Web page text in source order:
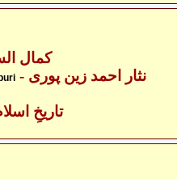
- کمال
- نثار احمد زین پوری
- تاریخِ